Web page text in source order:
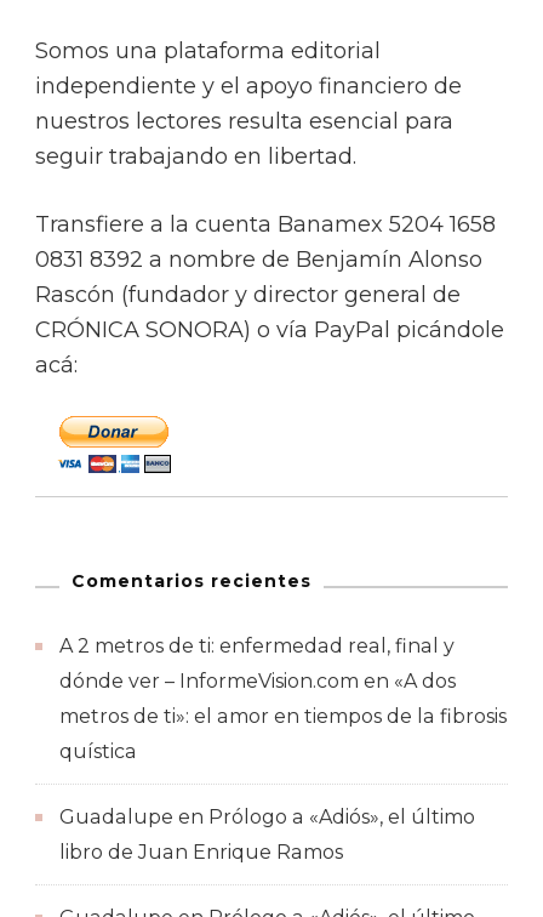
Somos una plataforma editorial
independiente y el apoyo financiero de
nuestros lectores resulta esencial para
seguir trabajando en libertad.
Transfiere a la cuenta Banamex 5204 1658
0831 8392 a nombre de Benjamín Alonso
Rascón (fundador y director general de
CRÓNICA SONORA) o vía PayPal picándole
acá:
Comentarios recientes
A 2 metros de ti: enfermedad real, final y
dónde ver – InformeVision.com en «A dos
metros de ti»: el amor en tiempos de la fibrosis
quística
Guadalupe en Prólogo a «Adiós», el último
libro de Juan Enrique Ramos